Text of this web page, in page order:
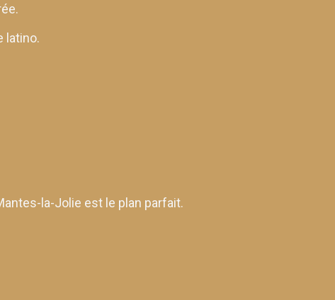
latino.
la-Jolie est le plan parfait.